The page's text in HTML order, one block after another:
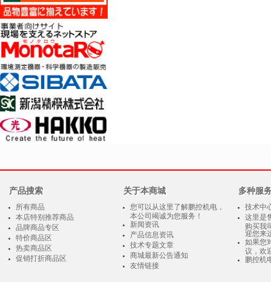
产品搜索
所有商品
本店特别推荐商品
品牌商品专区
特价商品区
热卖商品区
促销打折商品区
关于本商城
您可以从这里了解鹏控机电，
本公司竭诚为您服务！
新闻资讯
产品信息资讯
技术专题文章
商城最新公告通知
友情链接
多种服
技术中
这里是
购买我
迎您来
如果您
议，欢
鹏控机